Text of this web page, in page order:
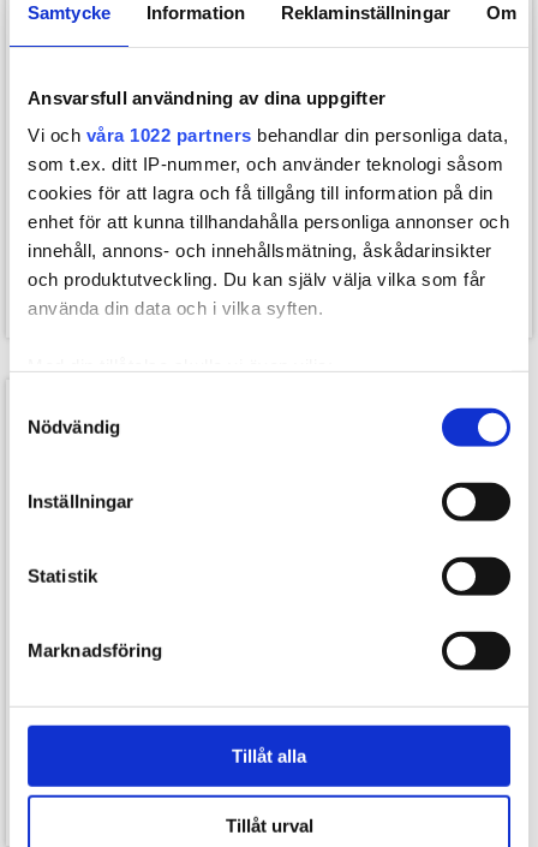
Samtycke Information Reklaminställningar Om
Ansvarsfull användning av dina uppgifter
Vi och våra 1022 partners behandlar din personliga data,
som t.ex. ditt IP-nummer, och använder teknologi såsom
cookies för att lagra och få tillgång till information på din
enhet för att kunna tillhandahålla personliga annonser och
innehåll, annons- och innehållsmätning, åskådarinsikter
och produktutveckling. Du kan själv välja vilka som får
använda din data och i vilka syften.
kan ha en noggrannhet på upp till flera meter
Ta reda på mer om hur dina personliga uppgifter
Du kan ändra eller dra tillbaka ditt samtycke när som
Vi använder enhetsidentifierare för att anpassa innehållet
för sociala medier och analysera vår trafik. Vi
vidarebefordrar även sådana identifierare och annan
Dessa kan i sin tur kombinera informationen med annan
Nödvändig
Inställningar
Statistik
Marknadsföring
Tillåt alla
Tillåt urval
I lager
Everlast Core 2
Boxningshandskar - Svart
499,00
399,00kr.
I lager
Everlast Elite 2 Pro
Boxningshandskar
3.299,00
2.799,00kr.
Everlast Powerlock 2R
699,00kr.